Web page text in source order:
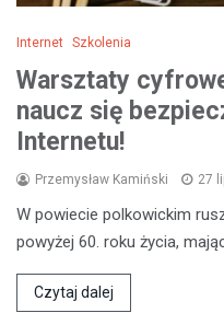
Internet Szkolenia
Warsztaty
naucz się
Internetu!
Przemysław Kamiński 27
W powiecie polkowickim
powyżej 60. roku życia,
Czytaj dalej